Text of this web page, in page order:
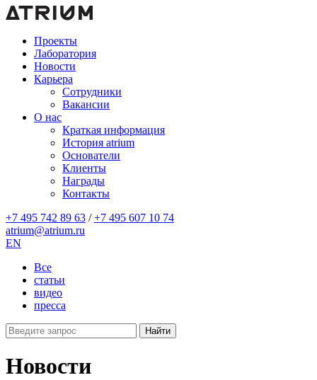
Проекты
Лаборатория
Новости
Карьера
Сотрудники
Вакансии
О нас
Краткая информация
История atrium
Основатели
Клиенты
Награды
Контакты
+7 495 742 89 63 / +7 495 607 10 74
atrium@atrium.ru
EN
Все
статьи
видео
пресса
Найти
Новости